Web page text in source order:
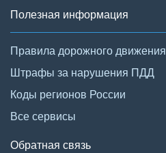
Полезная информация
Правила дорожного движения
Штрафы за нарушения ПДД
Коды регионов России
Все сервисы
Обратная связь